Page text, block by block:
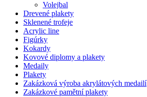
Volejbal
Drevené plakety
Sklenené trofeje
Acrylic line
Figúrky
Kokardy
Kovové diplomy a plakety
Medaily
Plakety
Zakázková výroba akrylátových medailí
Zakázkové pamětní plakety